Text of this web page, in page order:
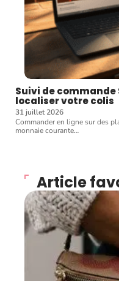
Suivi de commande
localiser votre colis
31 juillet 2026
Commander en ligne sur des
monnaie courante…
Article